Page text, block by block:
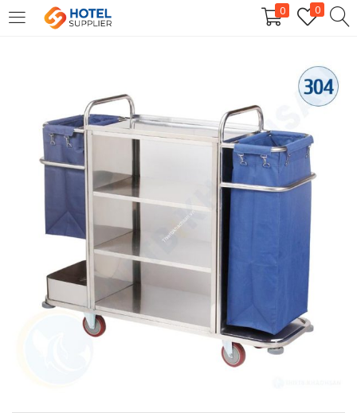
0 0
LOGIN
Enter your username and password to login.
Remember me
Login
Lost password?